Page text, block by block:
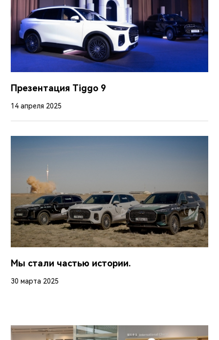
Презентация Tiggo 9
14 апреля 2025
Мы стали частью истории.
30 марта 2025